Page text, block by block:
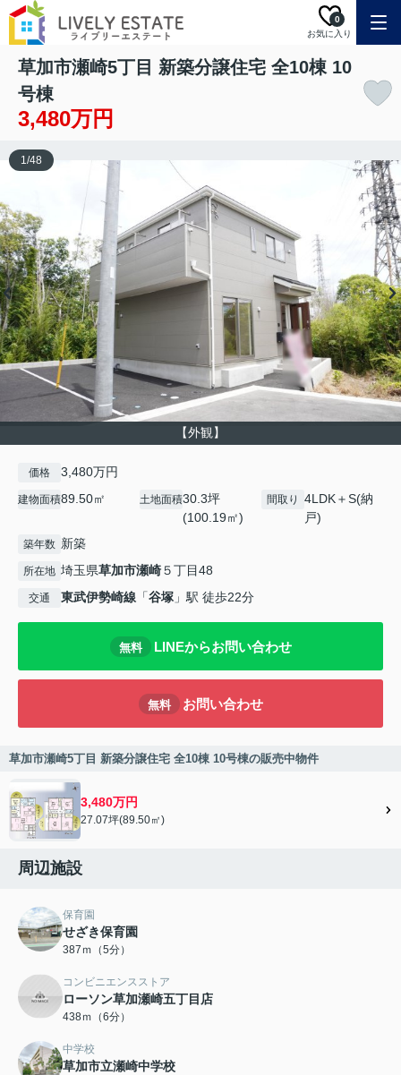
お気に入り
0
草加市瀬崎5丁目 新築分譲住宅 全10棟 10
号棟
3,480万円
【外観】
1/48
価格 3,480万円
建物面積89.50㎡ 土地面積30.3坪
(100.19㎡)
間取り
4LDK＋S(納
戸)
築年数 新築
所在地 埼玉県草加市瀬崎５丁目48
交通 東武伊勢崎線 「谷塚 」駅 徒歩22分
無料 LINEからお問い合わせ
無料 お問い合わせ
草加市瀬崎5丁目 新築分譲住宅 全10棟 10号棟の販売中物件
3,480万円
27.07坪(89.50㎡)
周辺施設
保育園
せざき保育園
387ｍ（5分）
コンビニエンスストア
ローソン草加瀬崎五丁目店
438ｍ（6分）
中学校
草加市立瀬崎中学校